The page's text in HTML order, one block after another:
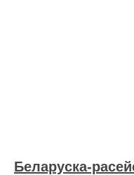
Беларуска-